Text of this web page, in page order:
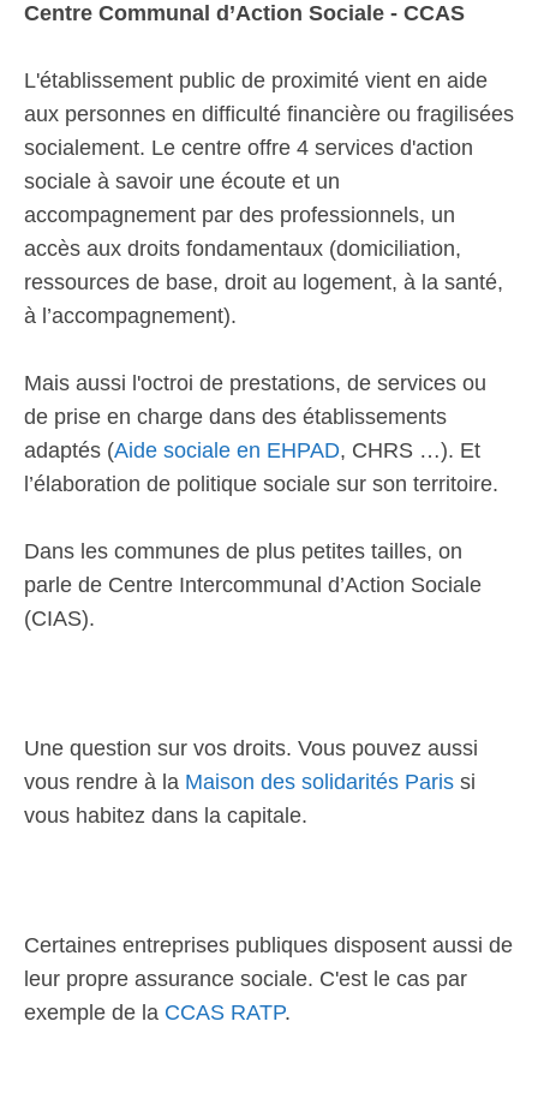
Centre Communal d’Action Sociale - CCAS
L'établissement public de proximité vient en aide
aux personnes en difficulté financière ou fragilisées
socialement. Le centre offre 4 services d'action
sociale à savoir une écoute et un
accompagnement par des professionnels, un
accès aux droits fondamentaux (domiciliation,
ressources de base, droit au logement, à la santé,
à l’accompagnement).
Mais aussi l'octroi de prestations, de services ou
de prise en charge dans des établissements
adaptés (Aide sociale en EHPAD, CHRS …). Et
l’élaboration de politique sociale sur son territoire.
Dans les communes de plus petites tailles, on
parle de Centre Intercommunal d’Action Sociale
(CIAS).
Une question sur vos droits. Vous pouvez aussi
vous rendre à la Maison des solidarités Paris si
vous habitez dans la capitale.
Certaines entreprises publiques disposent aussi de
leur propre assurance sociale. C'est le cas par
exemple de la CCAS RATP.